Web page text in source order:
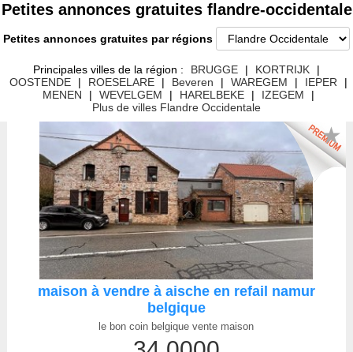
Petites annonces gratuites flandre-occidentale
Petites annonces gratuites par régions
Principales villes de la région : BRUGGE | KORTRIJK
|
OOSTENDE
| ROESELARE | Beveren | WAREGEM | IEPER
|
MENEN
| WEVELGEM | HARELBEKE | IZEGEM
|
Plus de villes Flandre Occidentale
maison à vendre à aische en refail namur
belgique
le bon coin belgique vente maison
★